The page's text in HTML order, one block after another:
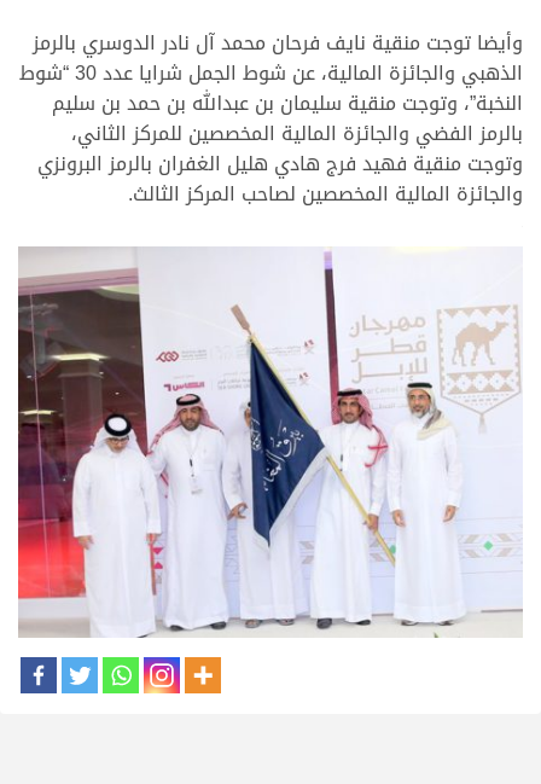
وأيضا توجت منقية نايف فرحان محمد آل نادر الدوسري بالرمز
الذهبي والجائزة المالية، عن شوط الجمل شرايا عدد 30 “شوط
النخبة”، وتوجت منقية سليمان بن عبدالله بن حمد بن سليم
بالرمز الفضي والجائزة المالية المخصصين للمركز الثاني،
وتوجت منقية فهيد فرج هادي هليل الغفران بالرمز البرونزي
والجائزة المالية المخصصين لصاحب المركز الثالث.